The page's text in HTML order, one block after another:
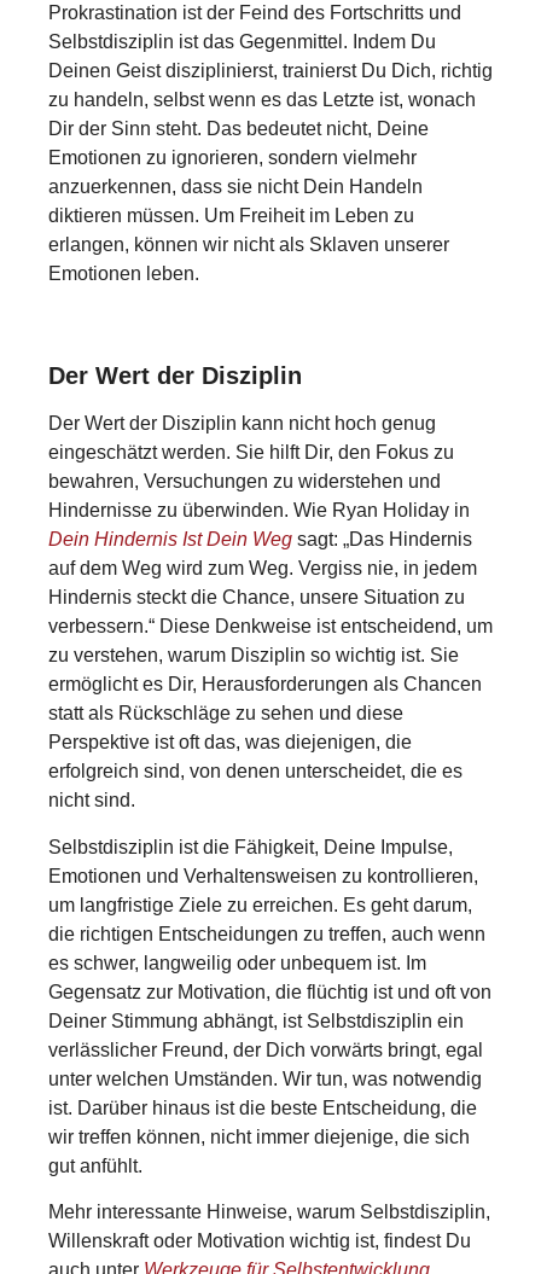
Prokrastination ist der Feind des Fortschritts und
Selbstdisziplin ist das Gegenmittel. Indem Du
Deinen Geist disziplinierst, trainierst Du Dich, richtig
zu handeln, selbst wenn es das Letzte ist, wonach
Dir der Sinn steht. Das bedeutet nicht, Deine
Emotionen zu ignorieren, sondern vielmehr
anzuerkennen, dass sie nicht Dein Handeln
diktieren müssen. Um Freiheit im Leben zu
erlangen, können wir nicht als Sklaven unserer
Emotionen leben.
Der Wert der Disziplin
Der Wert der Disziplin kann nicht hoch genug
eingeschätzt werden. Sie hilft Dir, den Fokus zu
bewahren, Versuchungen zu widerstehen und
Hindernisse zu überwinden. Wie Ryan Holiday in
Dein Hindernis Ist Dein Weg sagt: „Das Hindernis
auf dem Weg wird zum Weg. Vergiss nie, in jedem
Hindernis steckt die Chance, unsere Situation zu
verbessern.“ Diese Denkweise ist entscheidend, um
zu verstehen, warum Disziplin so wichtig ist. Sie
ermöglicht es Dir, Herausforderungen als Chancen
statt als Rückschläge zu sehen und diese
Perspektive ist oft das, was diejenigen, die
erfolgreich sind, von denen unterscheidet, die es
nicht sind.
Selbstdisziplin ist die Fähigkeit, Deine Impulse,
Emotionen und Verhaltensweisen zu kontrollieren,
um langfristige Ziele zu erreichen. Es geht darum,
die richtigen Entscheidungen zu treffen, auch wenn
es schwer, langweilig oder unbequem ist. Im
Gegensatz zur Motivation, die flüchtig ist und oft von
Deiner Stimmung abhängt, ist Selbstdisziplin ein
verlässlicher Freund, der Dich vorwärts bringt, egal
unter welchen Umständen. Wir tun, was notwendig
ist. Darüber hinaus ist die beste Entscheidung, die
wir treffen können, nicht immer diejenige, die sich
gut anfühlt.
Mehr interessante Hinweise, warum Selbstdisziplin,
Willenskraft oder Motivation wichtig ist, findest Du